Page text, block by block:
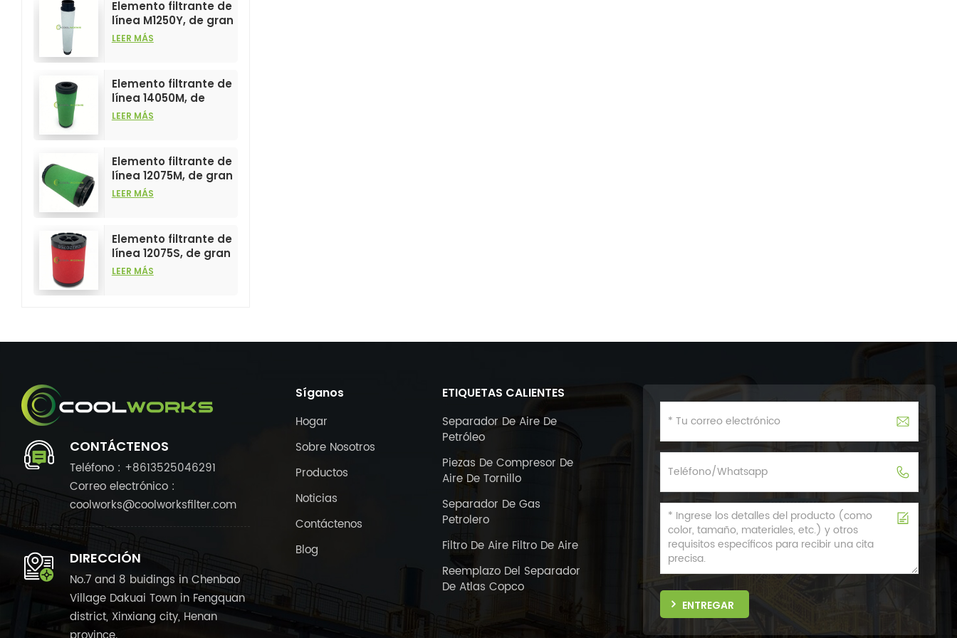
Elemento filtrante de
línea M1250Y, de gran
venta y alto
comprimido.
LEER MÁS
Elemento filtrante de
línea 14050M, de
gran venta y alto
comprimido.
LEER MÁS
Elemento filtrante de
línea 12075M, de gran
venta y alto
comprimido.
LEER MÁS
Elemento filtrante de
línea 12075S, de gran
venta y alto
LEER MÁS
CONTÁCTENOS
Teléfono : +8613525046291
Correo electrónico :
coolworks@coolworksfilter.com
DIRECCIÓN
No.7 and 8 buidings in Chenbao
Village Dakuai Town in Fengquan
district, Xinxiang city, Henan
Síganos
Hogar
Sobre Nosotros
Productos
Noticias
Contáctenos
Blog
ETIQUETAS CALIENTES
Separador De Aire De
Petróleo
Piezas De Compresor De
Aire De Tornillo
Separador De Gas
Petrolero
Filtro De Aire Filtro De Aire
Reemplazo Del Separador
De Atlas Copco
ENTREGAR